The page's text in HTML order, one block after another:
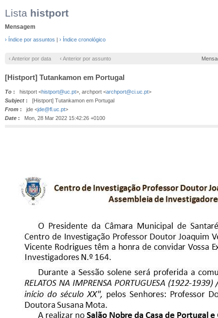
Lista histport
Mensagem
› Índice por assuntos | › Índice cronológico
‹ Anterior por data ‹ Anterior por assunto
[Histport] Tutankamon em Portugal
To : histport <histport@uc.pt>, archport <archport@ci.uc.pt>
Subject : [Histport] Tutankamon em Portugal
From : jde <jde@fl.uc.pt>
Date : Mon, 28 Mar 2022 15:42:26 +0100